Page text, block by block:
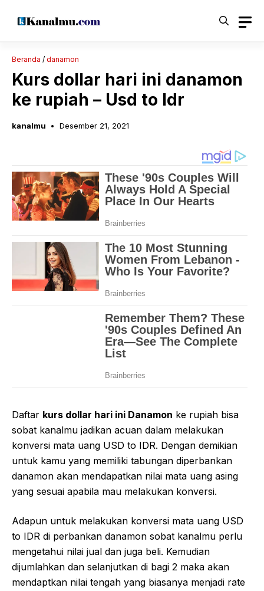
Beranda / danamon
Kurs dollar hari ini danamon
ke rupiah – Usd to Idr
kanalmu Desember 21, 2021
Daftar kurs dollar hari ini Danamon ke rupiah bisa
sobat kanalmu jadikan acuan dalam melakukan
konversi mata uang USD to IDR. Dengan demikian
untuk kamu yang memiliki tabungan diperbankan
danamon akan mendapatkan nilai mata uang asing
yang sesuai apabila mau melakukan konversi.
Adapun untuk melakukan konversi mata uang USD
to IDR di perbankan danamon sobat kanalmu perlu
mengetahui nilai jual dan juga beli. Kemudian
dijumlahkan dan selanjutkan di bagi 2 maka akan
mendaptkan nilai tengah yang biasanya menjadi rate